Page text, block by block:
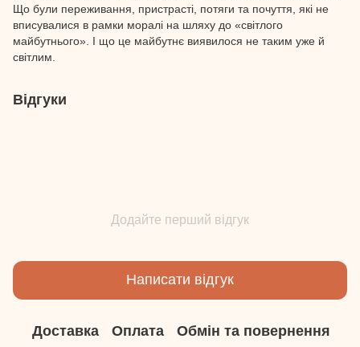
Що були переживання, пристрасті, потяги та почуття, які не
вписувалися в рамки моралі на шляху до «світлого
майбутнього». І що це майбутнє виявилося не таким уже й
світлим.
Відгуки
Додайте перший відгук
Написати відгук
Доставка Оплата Обмін та повернення